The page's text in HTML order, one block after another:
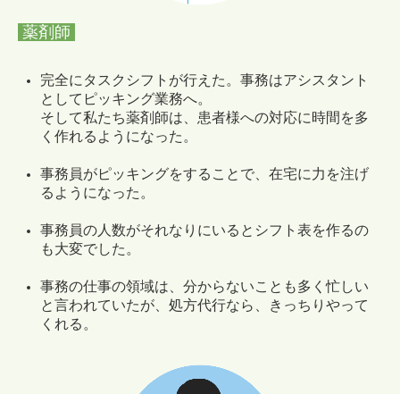
薬剤師
完全にタスクシフトが行えた。事務はアシスタント
としてピッキング業務へ。
そして私たち薬剤師は、患者様への対応に時間を多
く作れるようになった。
事務員がピッキングをすることで、在宅に力を注げ
るようになった。
事務員の人数がそれなりにいるとシフト表を作るの
も大変でした。
事務の仕事の領域は、分からないことも多く忙しい
と言われていたが、処方代行なら、きっちりやって
くれる。